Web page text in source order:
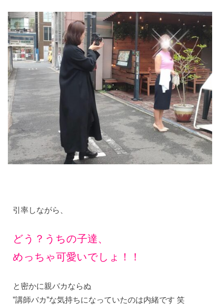
引率しながら、
どう？うちの子達、
めっちゃ可愛いでしょ！！
と密かに親バカならぬ
”講師バカ”な気持ちになっていたのは内緒です 笑